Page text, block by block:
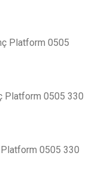
Platform 0505
Platform 0505 330
Platform 0505 330